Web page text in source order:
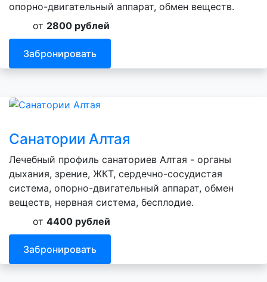
опорно-двигательный аппарат, обмен веществ.
от 2800 рублей
Забронировать
Санатории Алтая
Лечебный профиль санаториев Алтая - органы
дыхания, зрение, ЖКТ, сердечно-сосудистая
система, опорно-двигательный аппарат, обмен
веществ, нервная система, бесплодие.
от 4400 рублей
Забронировать